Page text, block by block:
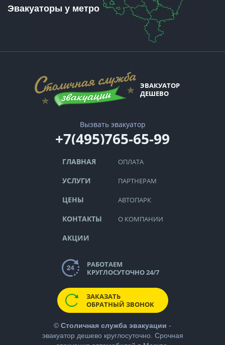
Эвакуаторы у метро
ЭВАКУАТОР
ДЕШЕВО
Вызвать эвакуатор
+7(495)765-65-99
ГЛАВНАЯ
УСЛУГИ
ЦЕНЫ
КОНТАКТЫ
АКЦИИ
ОПЛАТА
ПАРТНЕРАМ
АВТОПАРК
О КОМПАНИИ
РАБОТАЕМ
КРУГЛОСУТОЧНО 24/7
ЗАКАЗАТЬ
ОБРАТНЫЙ ЗВОНОК
© Столичная служба эвакуации -
эвакуатор дешевокруглосуточно. Срочная